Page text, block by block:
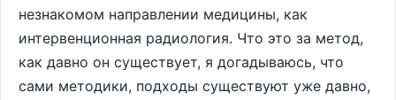
незнакомом направлении медицины, как
интервенционная радиология. Что это за метод,
как давно он существует, я догадываюсь, что
сами методики, подходы существуют уже давно,